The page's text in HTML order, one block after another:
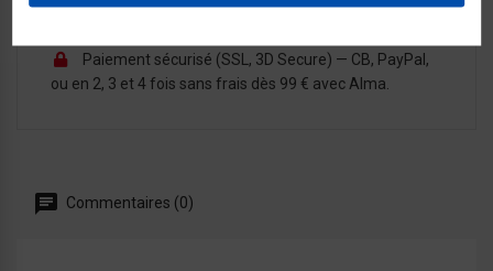
réception — voir les modalités dans lesconditions
Paiement sécurisé (SSL, 3D Secure) — CB, PayPal,
ou en 2, 3 et 4 fois sans frais dès 99 € avec Alma.
Commentaires (0)